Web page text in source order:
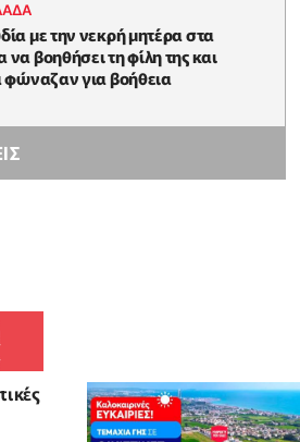
με την νεκρή μητέρα στα
βοηθήσει τη φίλη της και
φώναζαν για βοήθεια